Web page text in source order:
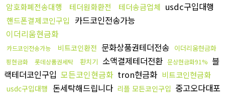
암호화폐전송대행 테더원화환전 테더송금업체 usdc구입대행
핸드폰결제코인구입
카드코인전송가능
이더리움현금화
카드코인전송가능 비트코인환전 문화상품권테더전송 이더리움현금화
핑현금화 롯데상품권세탁 환치기 소액결제테더전환 문상현금화91% 블
랙테더코인구입 모든코인현금화 tron현금화 비트코인현금화
usdc구입대행 돈세탁해드립니다 리플 모든코인구입 중고오다대포